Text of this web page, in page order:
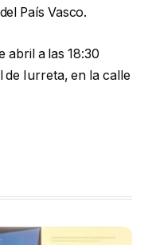
País Vasco.
abril a las 18:30
de Iurreta, en la calle